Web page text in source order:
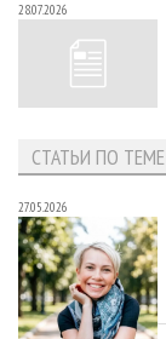
28.07.2026
СТАТЬИ ПО ТЕМЕ
27.05.2026